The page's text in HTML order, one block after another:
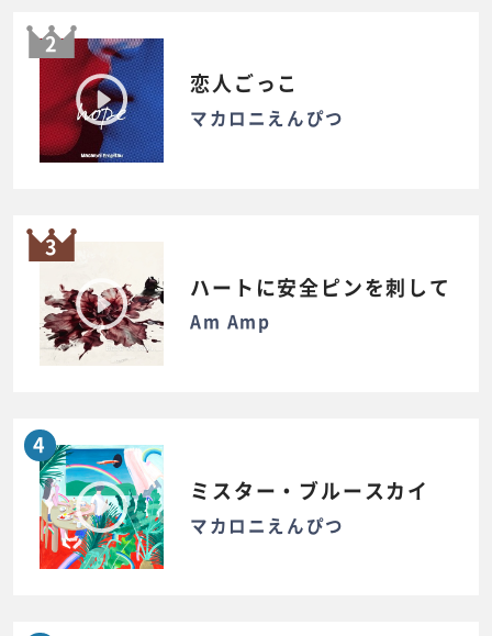
2
恋人ごっこ
マカロニえんぴつ
3
ハートに安全ピンを刺して
Am Amp
4
ミスター・ブルースカイ
マカロニえんぴつ